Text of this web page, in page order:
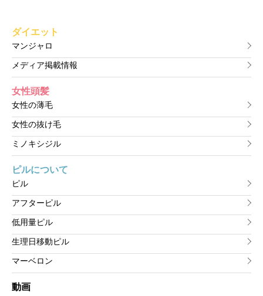
ダイエット
マンジャロ
メディア掲載情報
女性頭髪
女性の薄毛
女性の抜け毛
ミノキシジル
ピルについて
ピル
アフターピル
低用量ピル
生理日移動ピル
マーベロン
動画